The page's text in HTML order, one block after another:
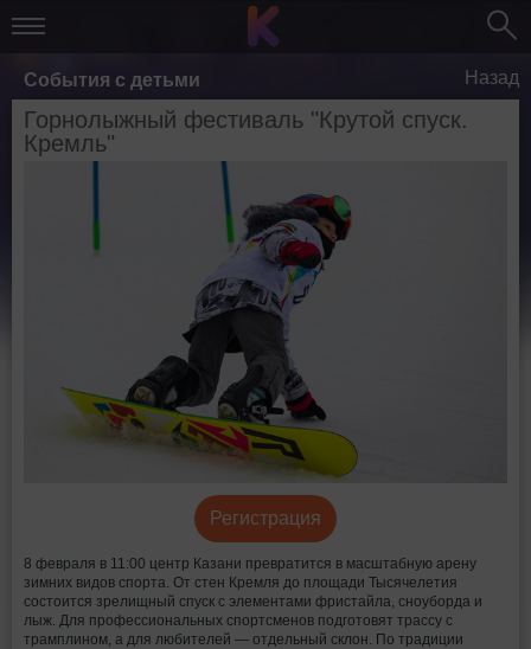
События с детьми Назад
Горнолыжный фестиваль "Крутой спуск.
Кремль"
Регистрация
8 февраля в 11:00 центр Казани превратится в масштабную арену
зимних видов спорта. От стен Кремля до площади Тысячелетия
состоится зрелищный спуск с элементами фристайла, сноуборда и
лыж. Для профессиональных спортсменов подготовят трассу с
трамплином, а для любителей — отдельный склон. По традиции